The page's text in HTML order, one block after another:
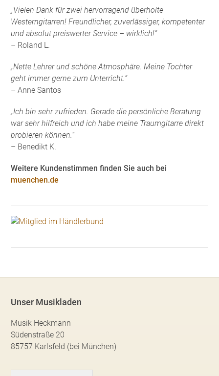
„Vielen Dank für zwei hervorragend überholte
Westerngitarren! Freundlicher, zuverlässiger, kompetenter
und absolut preiswerter Service – wirklich!“
– Roland L.
„Nette Lehrer und schöne Atmosphäre. Meine Tochter
geht immer gerne zum Unterricht.“
– Anne Santos
„Ich bin sehr zufrieden. Gerade die persönliche Beratung
war sehr hilfreich und ich habe meine Traumgitarre direkt
probieren können.“
– Benedikt K.
Weitere Kundenstimmen finden Sie auch bei
muenchen.de
Unser Musikladen
Musik Heckmann
Südenstraße 20
85757 Karlsfeld (bei München)